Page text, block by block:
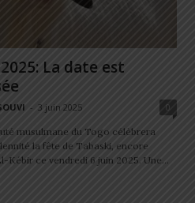
La date est
- 3 juin 2025 0
musulmane du Togo célèbrera
la fête de Tabaski, encore
Kébir ce vendredi 6 juin 2025. Une...